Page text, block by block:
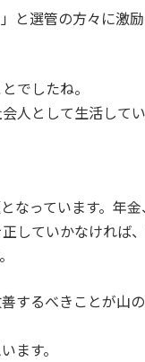
と選管の方々に激
でしたね。
人として生活して
なっています。年
していかなければ
するべきことが山
ます。